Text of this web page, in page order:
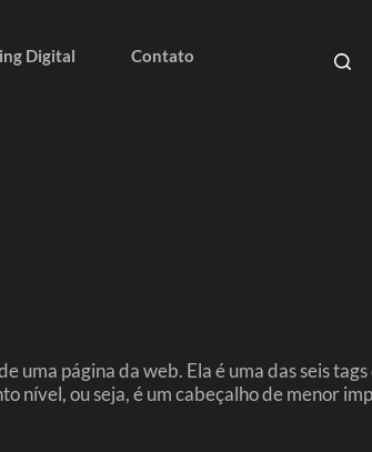
Digital Contato
página da web. Ela é uma das seis
ou seja, é um cabeçalho de menor